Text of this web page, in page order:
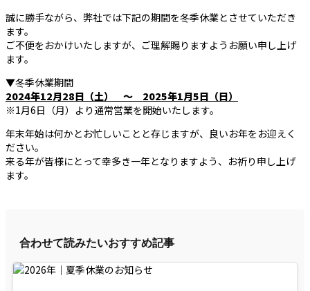
誠に勝手ながら、弊社では下記の期間を冬季休業とさせていただき
ます。
ご不便をおかけいたしますが、ご理解賜りますようお願い申し上げ
ます。
▼冬季休業期間
2024年12月28日（土） ～ 2025年1月5日（日）
※1月6日（月）より通常営業を開始いたします。
年末年始は何かとお忙しいことと存じますが、良いお年をお迎えく
ださい。
来る年が皆様にとって幸多き一年となりますよう、お祈り申し上げ
ます。
合わせて読みたいおすすめ記事